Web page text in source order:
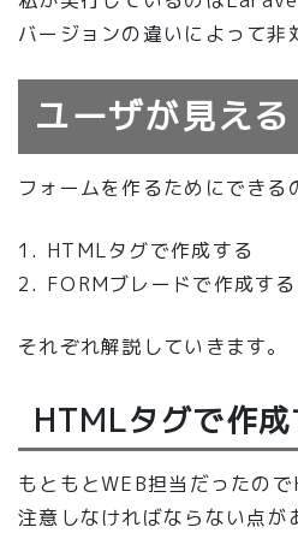
バージョンの違いによって非
ユーザが見え
フォームを作るためにできる
HTMLタグで作成する
FORMブレードで作成する
それぞれ解説していきます。
HTMLタグで作成
もともとWEB担当だったの
注意しなければならない点が